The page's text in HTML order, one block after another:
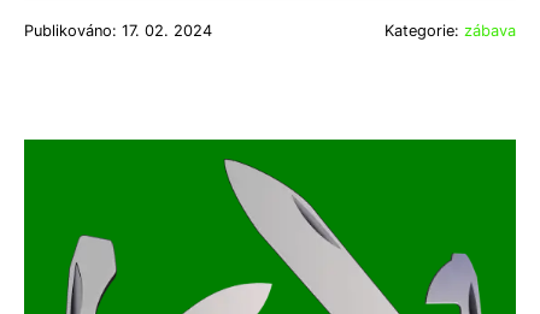
Publikováno: 17. 02. 2024 Kategorie: zábava